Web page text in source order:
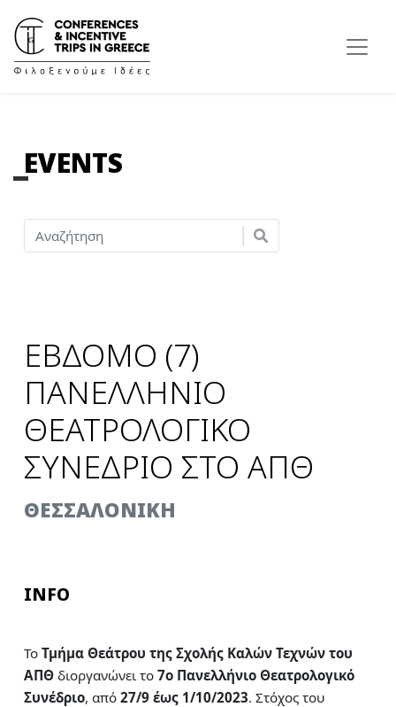
EVENTS
ΕΒΔΟΜΟ (7)
ΠΑΝΕΛΛΗΝΙΟ
ΘΕΑΤΡΟΛΟΓΙΚΟ
ΣΥΝΕΔΡΙΟ ΣΤΟ ΑΠΘ
ΘΕΣΣΑΛΟΝΙΚΗ
INFO
ΤοΤμήμα Θεάτρου της Σχολής Καλών Τεχνών του
ΑΠΘ διοργανώνει το7ο Πανελλήνιο Θεατρολογικό
Συνέδριο, από27/9 έως 1/10/2023. Στόχος του